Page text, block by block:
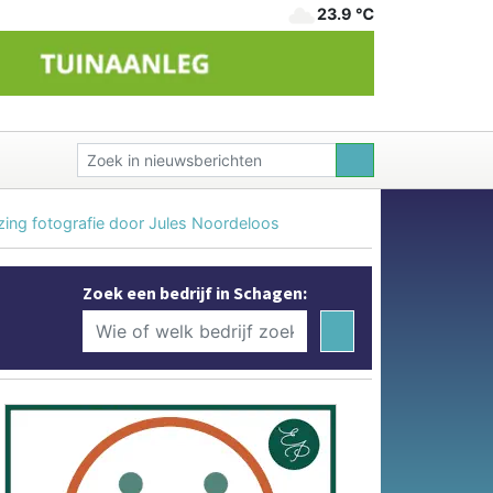
23.9 ℃
fotografie door Jules Noordeloos
Zoek een bedrijf in Schagen: